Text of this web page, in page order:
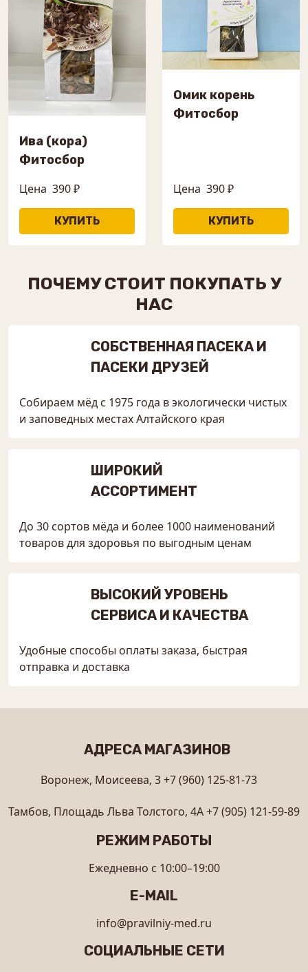
Ива (кора)
Фитосбор
Цена 390 ₽
Омик корень
Фитосбор
Цена 390 ₽
ПОЧЕМУ СТОИТ ПОКУПАТЬ У
НАС
СОБСТВЕННАЯ ПАСЕКА И
ПАСЕКИ ДРУЗЕЙ
Собираем мёд с 1975 года в экологически чистых
и заповедных местах Алтайского края
ШИРОКИЙ
АССОРТИМЕНТ
До 30 сортов мёда и более 1000 наименований
товаров для здоровья по выгодным ценам
ВЫСОКИЙ УРОВЕНЬ
СЕРВИСА И КАЧЕСТВА
Удобные способы оплаты заказа, быстрая
отправка и доставка
АДРЕСА МАГАЗИНОВ
Воронеж, Моисеева, 3+7 (960) 125-81-73
Тамбов, Площадь Льва Толстого, 4А+7 (905) 121-59-89
РЕЖИМ РАБОТЫ
Ежедневно с 10:00–19:00
E-MAIL
info@pravilniy-med.ru
СОЦИАЛЬНЫЕ СЕТИ